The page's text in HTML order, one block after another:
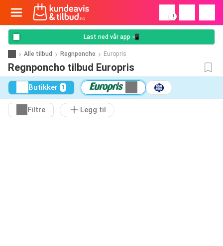
!
Last ned vår app 📲
Alle tilbud Regnponcho Europris
Regnponcho tilbud Europris
Butikker 1
Filtre Legg til